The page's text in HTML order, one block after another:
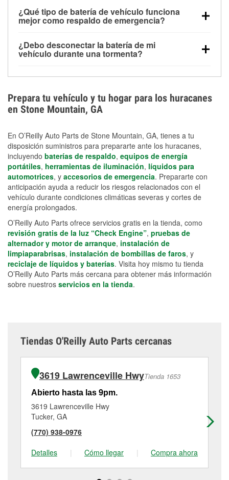
contar con un equipo de carga de respaldo para
cortes prolongados.
parte baja del compartimento del motor y pueden
dañarse si se sumergen, lo que puede provocar una
días después de la exposición.
¿Qué tipo de batería de vehículo funciona
mejor como respaldo de emergencia?
para aplicaciones de ciclo profundo porque son
selladas, resistentes a las vibraciones y más
¿Debo desconectar la batería de mi
vehículo durante una tormenta?
los daños por inundación. Evitar el agua estancada y
preparar opciones de carga de respaldo son
medidas de protección más efectivas.
Prepara tu vehículo y tu hogar para los huracanes
en Stone Mountain, GA
En O’Reilly Auto Parts de Stone Mountain, GA, tienes a tu
disposición suministros para prepararte ante los huracanes,
incluyendo baterías de respaldo, equipos de energía
portátiles, herramientas de iluminación, líquidos para
automotrices, y accesorios de emergencia. Prepararte con
anticipación ayuda a reducir los riesgos relacionados con el
vehículo durante condiciones climáticas severas y cortes de
energía prolongados.
O’Reilly Auto Parts ofrece servicios gratis en la tienda, como
revisión gratis de la luz “Check Engine”, pruebas de
alternador y motor de arranque, instalación de
limpiaparabrisas, instalación de bombillas de faros, y
reciclaje de líquidos y baterías. Visita hoy mismo tu tienda
O’Reilly Auto Parts más cercana para obtener más información
sobre nuestros servicios en la tienda.
Tiendas O'Reilly Auto Parts cercanas
3619 Lawrenceville HwyTienda 1653
Abierto hasta las 9pm.
3619 Lawrenceville Hwy
Tucker, GA
(770) 938-0976
Detalles
| Cómo llegar | Compra ahora